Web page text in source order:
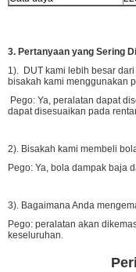
3. Pertanyaan yang Sering
1). DUT kami lebih besar
bisakah kami menggunakan
Pego: Ya, peralatan dapat
dapat disesuaikan pada
2). Bisakah kami membeli
Pego: Ya, bola dampak baja
3). Bagaimana Anda
Pego: peralatan akan
keseluruhan.